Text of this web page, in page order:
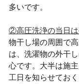
多いです。
②高圧洗浄の当日
物干し場の周囲で
は、洗濯物の外干
心です。大半は施
工日を知らせてお